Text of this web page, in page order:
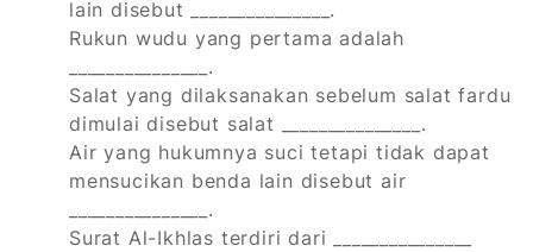
lain disebut _______________.
Rukun wudu yang pertama adalah
_______________.
Salat yang dilaksanakan sebelum salat fardu
dimulai disebut salat _______________.
Air yang hukumnya suci tetapi tidak dapat
mensucikan benda lain disebut air
_______________.
Surat Al-Ikhlas terdiri dari _______________